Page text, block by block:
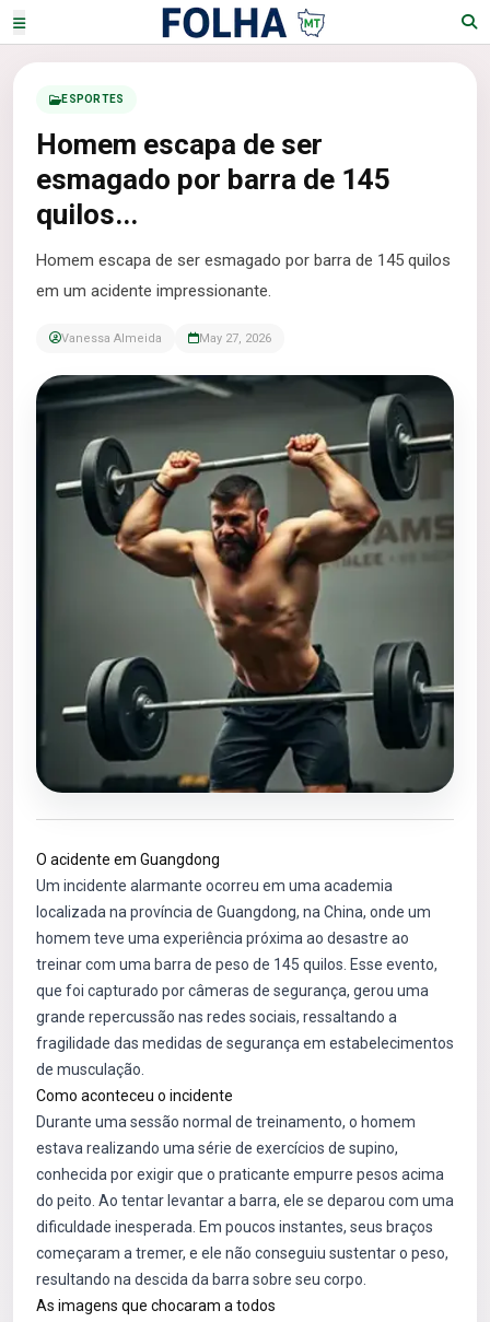
ESPORTES
Homem escapa de ser
esmagado por barra de 145
quilos...
Homem escapa de ser esmagado por barra de 145 quilos
em um acidente impressionante.
Vanessa Almeida May 27, 2026
O acidente em Guangdong
Um incidente alarmante ocorreu em uma academia
localizada na província de Guangdong, na China, onde um
homem teve uma experiência próxima ao desastre ao
treinar com uma barra de peso de 145 quilos. Esse evento,
que foi capturado por câmeras de segurança, gerou uma
grande repercussão nas redes sociais, ressaltando a
fragilidade das medidas de segurança em estabelecimentos
de musculação.
Como aconteceu o incidente
Durante uma sessão normal de treinamento, o homem
estava realizando uma série de exercícios de supino,
conhecida por exigir que o praticante empurre pesos acima
do peito. Ao tentar levantar a barra, ele se deparou com uma
dificuldade inesperada. Em poucos instantes, seus braços
começaram a tremer, e ele não conseguiu sustentar o peso,
resultando na descida da barra sobre seu corpo.
As imagens que chocaram a todos